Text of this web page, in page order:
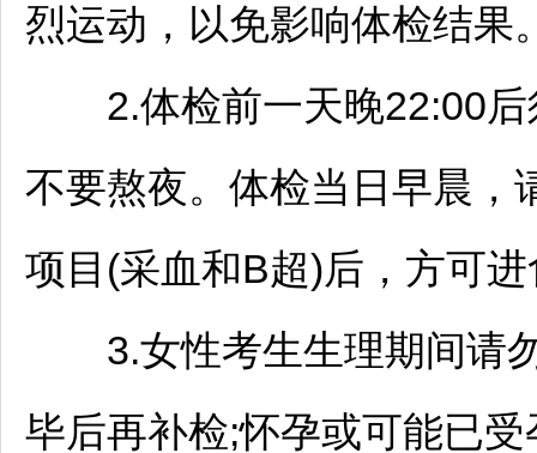
烈运动，以免影响体检结果
2.体检前一天晚22:00后
不要熬夜。体检当日早晨，
项目(采血和B超)后，方可
3.女性考生生理期间请勿
毕后再补检;怀孕或可能已